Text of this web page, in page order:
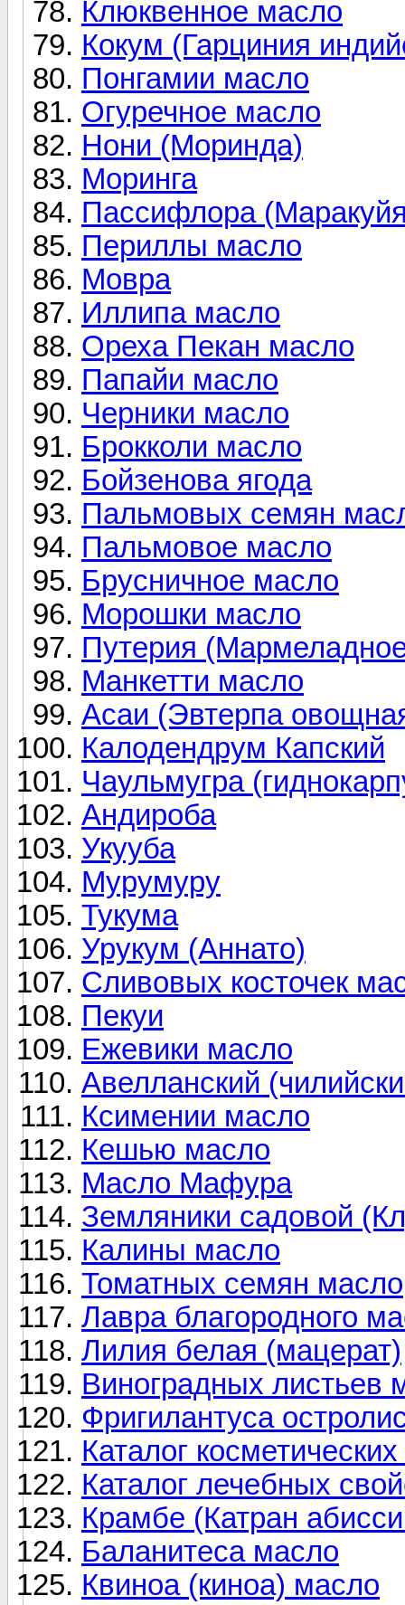
Клюквенное масло
Кокум (Гарциния
Понгамии масло
Огуречное масло
Нони (Моринда)
Моринга
Пассифлора
Периллы масло
Мовра
Иллипа масло
Ореха Пекан масло
Папайи масло
Черники масло
Брокколи масло
Бойзенова ягода
Пальмовых семян
Пальмовое масло
Брусничное масло
Морошки масло
Путерия
Манкетти масло
Асаи (Эвтерпа
Калодендрум Капский
Чаульмугра
Андироба
Укууба
Мурумуру
Тукума
Урукум (Аннато)
Сливовых косточек
Пекуи
Ежевики масло
Авелланский
Ксимении масло
Кешью масло
Масло Мафура
Земляники садовой
Калины масло
Томатных семян масло
Лавра благородного
Лилия белая (мацерат)
Виноградных листьев
Фригилантуса
Каталог
Каталог лечебных
Крамбе (Катран
Баланитеса масло
Квиноа (киноа) масло